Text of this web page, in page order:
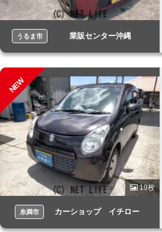
うるま市 業販センター沖縄
NEW
19枚
糸満市 カーショップ イチロー